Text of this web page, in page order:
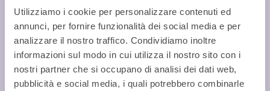
Utilizziamo i cookie per personalizzare contenuti ed
annunci, per fornire funzionalità dei social media e per
analizzare il nostro traffico. Condividiamo inoltre
informazioni sul modo in cui utilizza il nostro sito con i
nostri partner che si occupano di analisi dei dati web,
pubblicità e social media, i quali potrebbero combinarle